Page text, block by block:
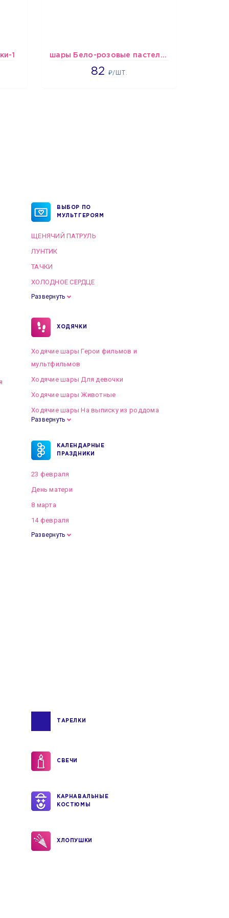
1 шары Бело-розовые пастельные
82 ₽/ШТ.
1637
ВЫБОР ПО
МУЛЬТГЕРОЯМ
ЩЕНЯЧИЙ ПАТРУЛЬ
ЛУНТИК
ТАЧКИ
ХОЛОДНОЕ СЕРДЦЕ
Развернуть
ХОДЯЧКИ
Ходячие шары Герои фильмов и
мультфильмов
Ходячие шары Для девочки
Ходячие шары Животные
Ходячие шары На выписку из роддома
Развернуть
КАЛЕНДАРНЫЕ
ПРАЗДНИКИ
23 февраля
День матери
8 марта
14 февраля
Развернуть
ТАРЕЛКИ
СВЕЧИ
КАРНАВАЛЬНЫЕ
КОСТЮМЫ
ХЛОПУШКИ